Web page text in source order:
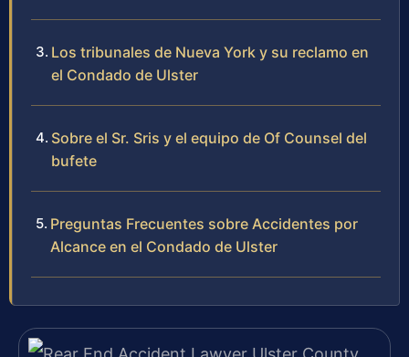
Los tribunales de Nueva York y su reclamo en
el Condado de Ulster
Sobre el Sr. Sris y el equipo de Of Counsel del
bufete
Preguntas Frecuentes sobre Accidentes por
Alcance en el Condado de Ulster